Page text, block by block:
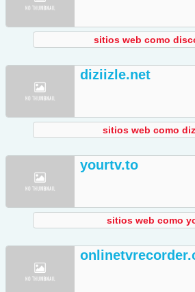
sitios web como
diziizle.net
sitios web como
yourtv.to
sitios web como